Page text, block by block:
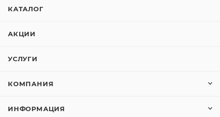
КАТАЛОГ
АКЦИИ
УСЛУГИ
КОМПАНИЯ
ИНФОРМАЦИЯ